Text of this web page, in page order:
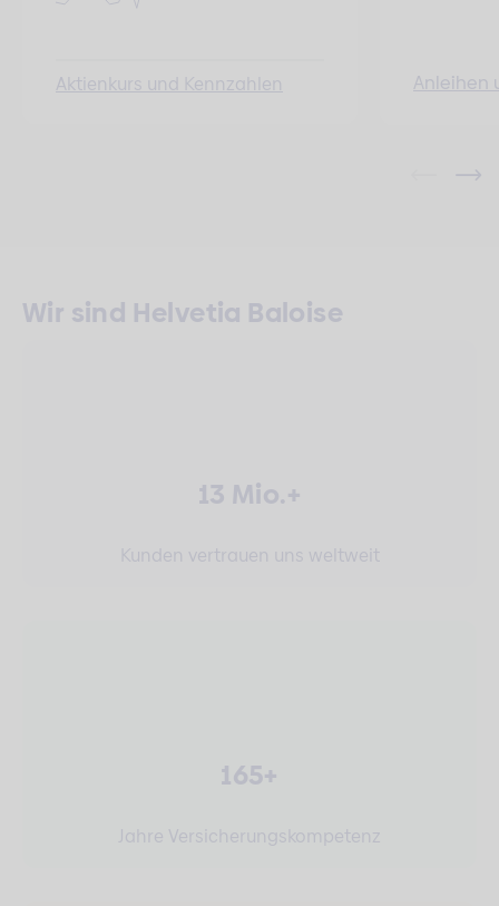
Aktienkurs und Kennzahlen Anleihen
Wir sind Helvetia Baloise
13 Mio.+
Kunden vertrauen uns weltweit
165+
Jahre Versicherungskompetenz